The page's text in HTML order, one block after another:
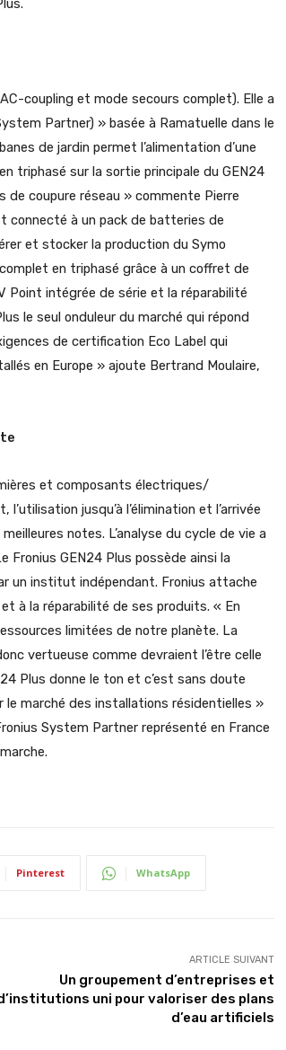
coupling et mode secours complet). Elle a
Partner) » basée à Ramatuelle dans le
de jardin permet l’alimentation d’une
triphasé sur la sortie principale du GEN24
de coupure réseau » commente Pierre
connecté à un pack de batteries de
et stocker la production du Symo
en triphasé grâce à un coffret de
Point intégrée de série et la réparabilité
le seul onduleur du marché qui répond
de certification Eco Label qui
en Europe » ajoute Bertrand Moulaire,
et composants électriques/
jusqu’à l’élimination et l’arrivée
notes. L’analyse du cycle de vie a
GEN24 Plus possède ainsi la
un institut indépendant. Fronius attache
à la réparabilité de ses produits. « En
limitées de notre planète. La
vertueuse comme devraient l’être celle
Plus donne le ton et c’est sans doute
marché des installations résidentielles »
System Partner représenté en France
Pinterest WhatsApp
ARTICLE SUIVANT
Un groupement d’entreprises et
uni pour valoriser des plans
d’eau artificiels